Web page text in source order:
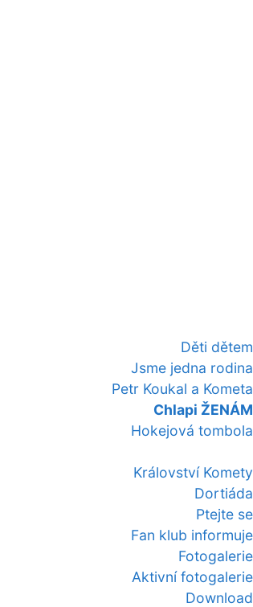
Děti dětem
Jsme jedna rodina
Petr Koukal a Kometa
Chlapi ŽENÁM
Hokejová tombola
Království Komety
Dortiáda
Ptejte se
Fan klub informuje
Fotogalerie
Aktivní fotogalerie
Download